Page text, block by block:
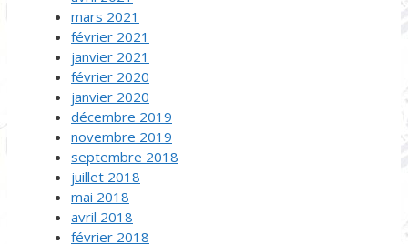
mars 2021
février 2021
janvier 2021
février 2020
janvier 2020
décembre 2019
novembre 2019
septembre 2018
juillet 2018
mai 2018
avril 2018
février 2018